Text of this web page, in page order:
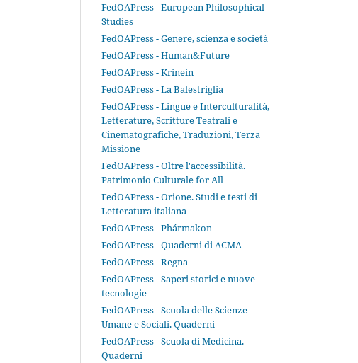
FedOAPress - European Philosophical
Studies
FedOAPress - Genere, scienza e società
FedOAPress - Human&Future
FedOAPress - Krinein
FedOAPress - La Balestriglia
FedOAPress - Lingue e Interculturalità,
Letterature, Scritture Teatrali e
Cinematografiche, Traduzioni, Terza
Missione
FedOAPress - Oltre l'accessibilità.
Patrimonio Culturale for All
FedOAPress - Orione. Studi e testi di
Letteratura italiana
FedOAPress - Phármakon
FedOAPress - Quaderni di ACMA
FedOAPress - Regna
FedOAPress - Saperi storici e nuove
tecnologie
FedOAPress - Scuola delle Scienze
Umane e Sociali. Quaderni
FedOAPress - Scuola di Medicina.
Quaderni